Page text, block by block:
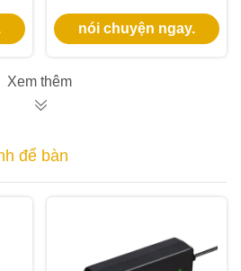
với 5.5 * 2.1mm DC
Jack cho Smart WiFi
nói chuyện ngay.
Xem thêm
để bàn